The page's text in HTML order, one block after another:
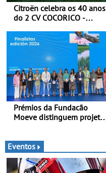
Citroën celebra os 40 anos
do 2 CV COCORICO -
camisola tricolor
Prémios da Fundacão
Moeve distinguem projeto
transição ecológica justa
Eventos